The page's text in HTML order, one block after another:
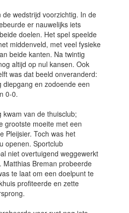
wedstrijd voorzichtig. In de
er nauwelijks iets
doelen. Het spel speelde
middenveld, met veel fysieke
beide kanten. Na twintig
altijd op nul kansen. Ook
was dat beeld onveranderd:
diepgang en zodoende een
0-0.
van de thuisclub;
grootste moeite met een
Pleijsier. Toch was het
openen. Sportclub
niet overtuigend weggewerkt
Matthias Breman probeerde
te laat om een doelpunt te
profiteerde en zette